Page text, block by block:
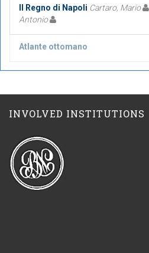
Il Regno di Napoli Cartaro, Mario
Antonio
Atlante ottomano
INVOLVED INSTITUTIONS